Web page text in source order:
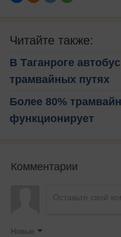
Читайте также:
В Таганроге
трамвайных путях
Более 80%
функционирует
Комментарии
Новые